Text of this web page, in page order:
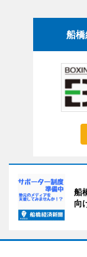
船
船
向